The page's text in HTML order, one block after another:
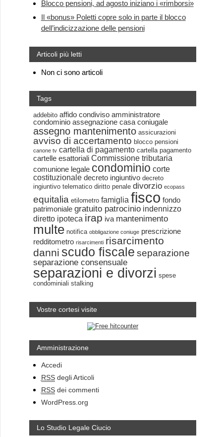
Blocco pensioni, ad agosto iniziano i «rimborsi»
Il «bonus» Poletti copre solo in parte il blocco
dell’indicizzazione delle pensioni
Articoli più letti
Non ci sono articoli
Tags
addebito affido condiviso amministratore
condominio assegnazione casa coniugale
assegno mantenimento assicurazioni
avviso di accertamento blocco pensioni
canone tv cartella di pagamento cartella pagamento
cartelle esattoriali Commissione tributaria
comunione legale condominio corte
costituzionale decreto ingiuntivo decreto
ingiuntivo telematico diritto penale divorzio ecopass
equitalia etilometro famiglia fisco fondo
patrimoniale gratuito patrocinio indennizzo
diretto ipoteca irap iva mantenimento
multe notifica obbligazione coniuge prescrizione
redditometro risarcimenti risarcimento
danni scudo fiscale separazione
separazione consensuale
separazioni e divorzi spese
condominiali stalking
Vostre cortesi visite
Amministrazione
Accedi
RSSdegli Articoli
RSSdei commenti
WordPress.org
Lo Studio Legale Ciucio